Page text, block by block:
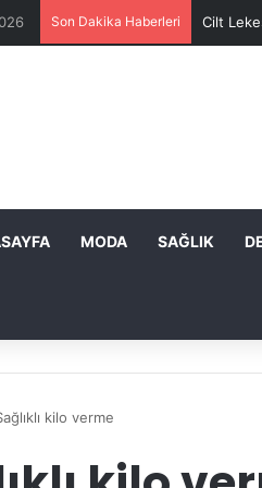
Son Dakika Haberleri Cilt
MODA SAĞLIK
kilo verme